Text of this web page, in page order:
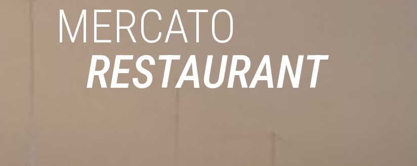
MERCATO
RESTAURANT